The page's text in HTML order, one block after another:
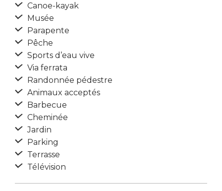
Canoe-kayak
Musée
Parapente
Pêche
Sports d’eau vive
Via ferrata
Randonnée pédestre
Animaux acceptés
Barbecue
Cheminée
Jardin
Parking
Terrasse
Télévision